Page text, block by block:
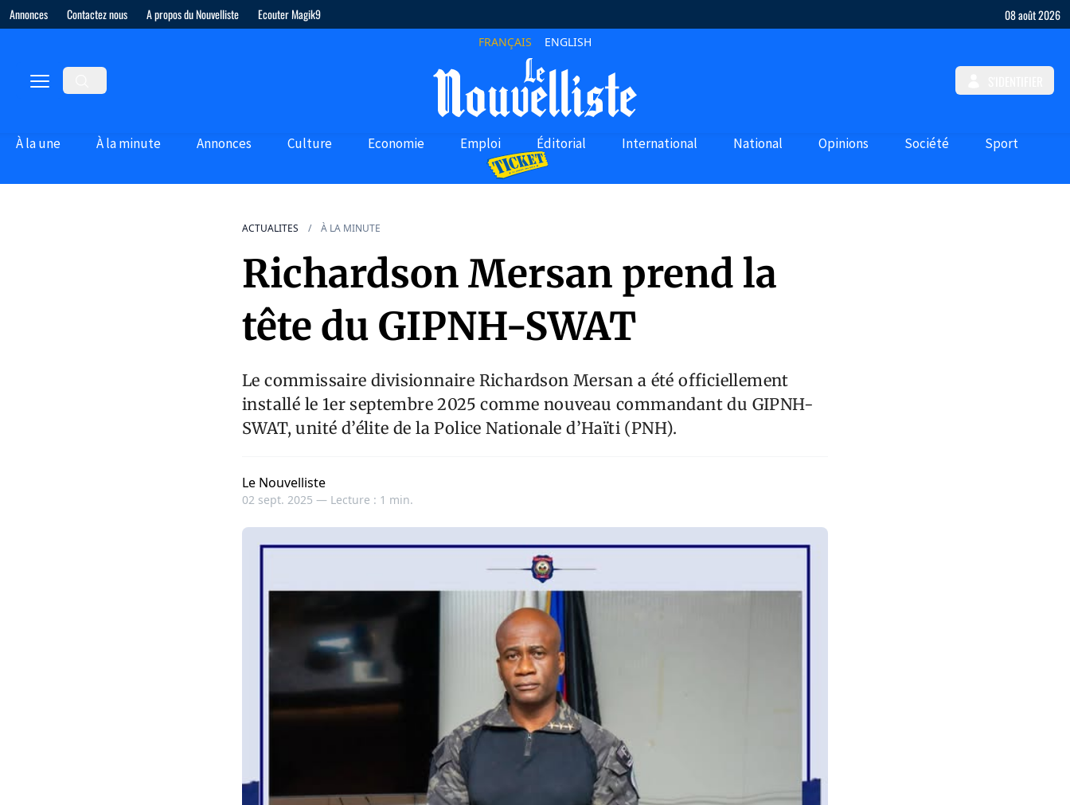
Annonces Contactez nous A propos du Nouvelliste Ecouter Magik9 08 août 2026
FRANÇAIS ENGLISH
À la une À la minute Annonces Culture Economie Emploi Éditorial International National Opinions Société Sport
ACTUALITES À LA MINUTE
Richardson Mersan prend la
tête du GIPNH-SWAT
Le commissaire divisionnaire Richardson Mersan a été officiellement
installé le 1er septembre 2025 comme nouveau commandant du GIPNH-
SWAT, unité d’élite de la Police Nationale d’Haïti (PNH).
Le Nouvelliste
02 sept. 2025 — Lecture : 1 min.